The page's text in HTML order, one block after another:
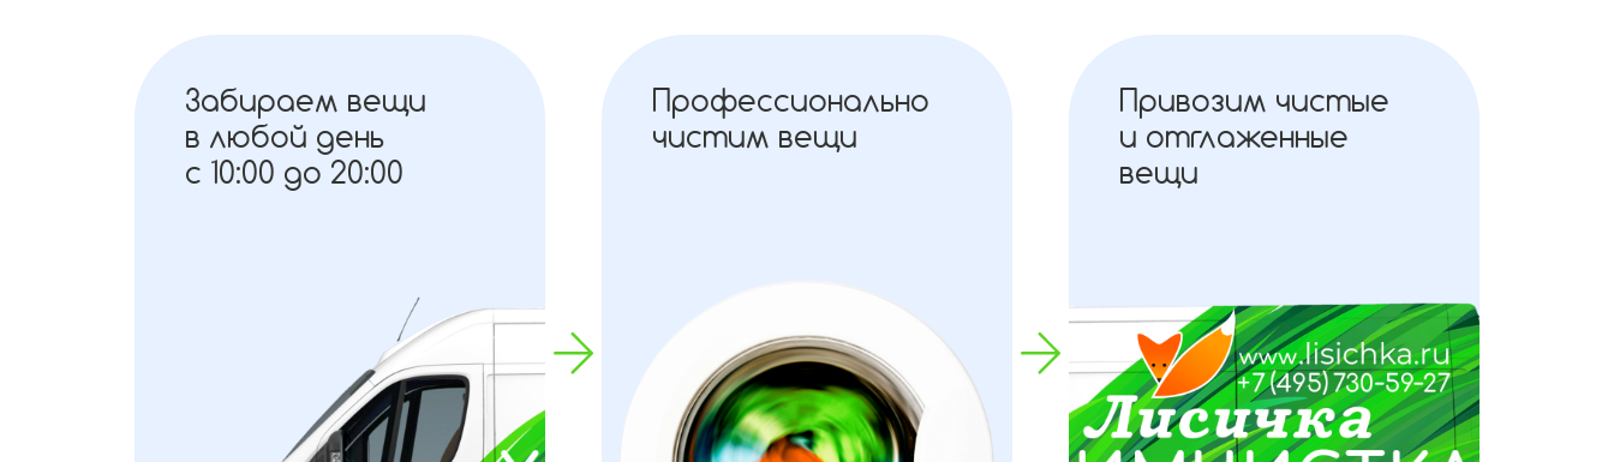
Забираем вещи
в любой день
с 10:00 до 20:00
Профессионально
чистим вещи
Привозим чистые
и отглаженные
вещи